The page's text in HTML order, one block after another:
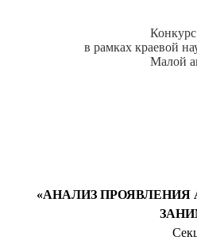
в рамках краевой
Малой
«АНАЛИЗ ПРОЯВЛЕНИЯ